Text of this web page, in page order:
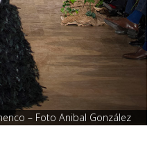
– Foto Anibal González